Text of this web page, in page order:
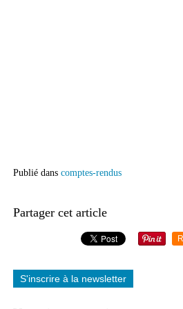
Publié dans comptes-rendus
Partager cet article
S'inscrire à la newsletter